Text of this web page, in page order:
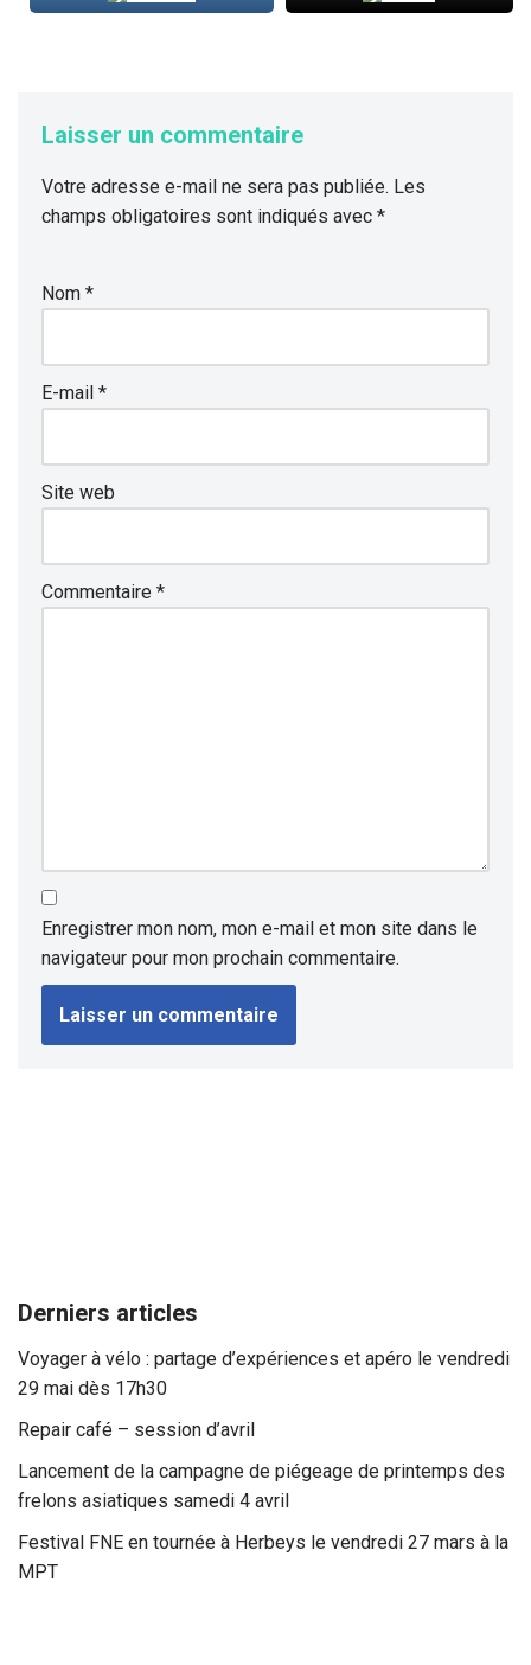
Laisser un commentaire
Votre adresse e-mail ne sera pas publiée. Les
champs obligatoires sont indiqués avec *
Nom *
E-mail *
Site web
Commentaire *
Enregistrer mon nom, mon e-mail et mon site dans le
navigateur pour mon prochain commentaire.
Derniers articles
Voyager à vélo : partage d’expériences et apéro le vendredi
29 mai dès 17h30
Repair café – session d’avril
Lancement de la campagne de piégeage de printemps des
frelons asiatiques samedi 4 avril
Festival FNE en tournée à Herbeys le vendredi 27 mars à la
MPT